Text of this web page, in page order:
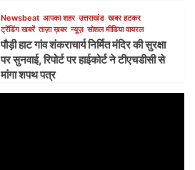
Newsbeat आपका शहर उत्तराखंड खबर हटकर
ट्रेंडिंग खबरें ताज़ा ख़बर न्यूज़ सोशल मीडिया वायरल
पौड़ी हाट गांव शंकराचार्य निर्मित मंदिर की सुरक्षा
पर सुनवाई, रिपोर्ट पर हाईकोर्ट ने टीएचडीसी से
मांगा शपथ पत्र